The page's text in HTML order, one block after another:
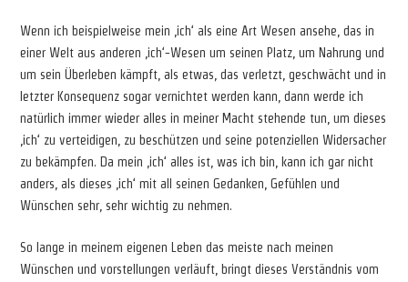
Wenn ich beispielweise mein ‚ich‘ als eine Art Wesen ansehe, das in
einer Welt aus anderen ‚ich‘-Wesen um seinen Platz, um Nahrung und
um sein Überleben kämpft, als etwas, das verletzt, geschwächt und in
letzter Konsequenz sogar vernichtet werden kann, dann werde ich
natürlich immer wieder alles in meiner Macht stehende tun, um dieses
‚ich‘ zu verteidigen, zu beschützen und seine potenziellen Widersacher
zu bekämpfen. Da mein ‚ich‘ alles ist, was ich bin, kann ich gar nicht
anders, als dieses ‚ich‘ mit all seinen Gedanken, Gefühlen und
Wünschen sehr, sehr wichtig zu nehmen.
So lange in meinem eigenen Leben das meiste nach meinen
Wünschen und vorstellungen verläuft, bringt dieses Verständnis vom